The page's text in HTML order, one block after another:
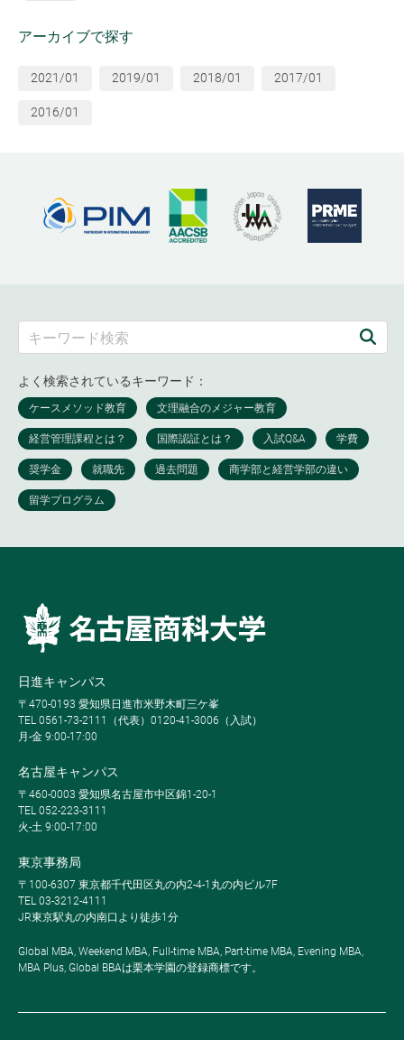
アーカイブで探す
2021/01 2019/01 2018/01 2017/01
2016/01
よく検索されているキーワード：
日進キャンパス
〒470-0193 愛知県日進市米野木町三ケ峯
TEL 0561-73-2111（代表）0120-41-3006（入試）
月-金 9:00-17:00
名古屋キャンパス
〒460-0003 愛知県名古屋市中区錦1-20-1
TEL 052-223-3111
火-土 9:00-17:00
東京事務局
〒100-6307 東京都千代田区丸の内2-4-1丸の内ビル7F
TEL 03-3212-4111
JR東京駅丸の内南口より徒歩1分
Global MBA, Weekend MBA, Full-time MBA, Part-time MBA, Evening MBA,
MBA Plus, Global BBAは栗本学園の登録商標です。